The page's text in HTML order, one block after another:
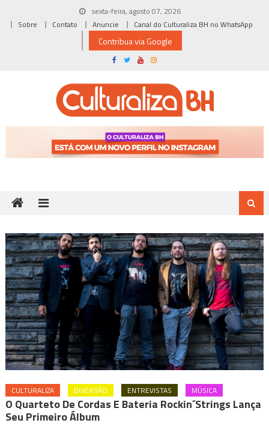
sexta-feira, agosto 07, 2026
Sobre
Contato Anuncie Canal do Culturaliza BH no WhatsApp
Contribua via Google
CULTURALIZA DIVERSÃO ENTREVISTAS MÚSICA
O Quarteto De Cordas E Bateria Rockin´Strings Lança
Seu Primeiro Álbum